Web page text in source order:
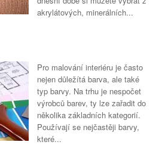
akrylátových, minerálních...
Pro malování interiéru je často
nejen důležítá barva, ale také
typ barvy. Na trhu je nespočet
výrobců barev, ty lze zařadit do
několika základních kategorií.
Používají se nejčastěji barvy,
které...